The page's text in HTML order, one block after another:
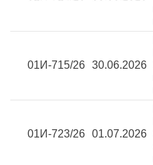
01И-715/26 30.06.2026
01И-723/26 01.07.2026